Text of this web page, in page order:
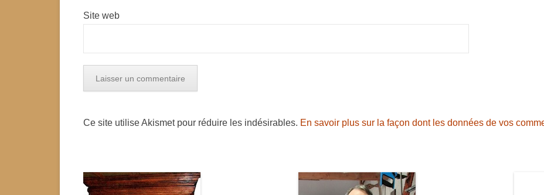
Site web
Ce site utilise Akismet pour réduire les indésirables. En savoir plus sur la façon dont les données de vos